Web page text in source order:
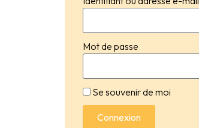
Mot de passe
Se souvenir de moi
Connexion